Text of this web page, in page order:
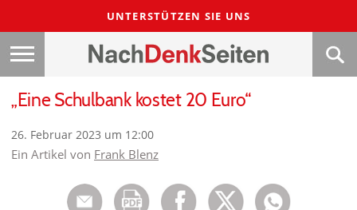
UNTERSTÜTZEN SIE UNS
„Eine Schulbank kostet 20 Euro“
26. Februar 2023 um 12:00
Ein Artikel von Frank Blenz